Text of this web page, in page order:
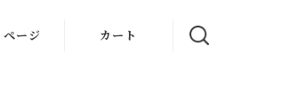
ページ カート